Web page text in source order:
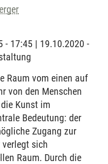
- 17:45 | 19.10.2020 -
Raum vom einen auf
von den Menschen
Kunst im
Bedeutung: der
Zugang zur
verlegt sich
Raum. Durch die